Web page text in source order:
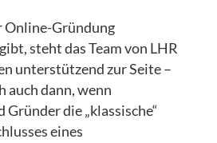
Online-Gründung
steht das Team von LHR
unterstützend zur Seite –
auch dann, wenn
die „klassische“
eines